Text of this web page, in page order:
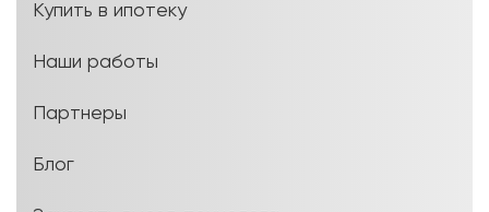
Купить в ипотеку
Наши работы
Партнеры
Блог